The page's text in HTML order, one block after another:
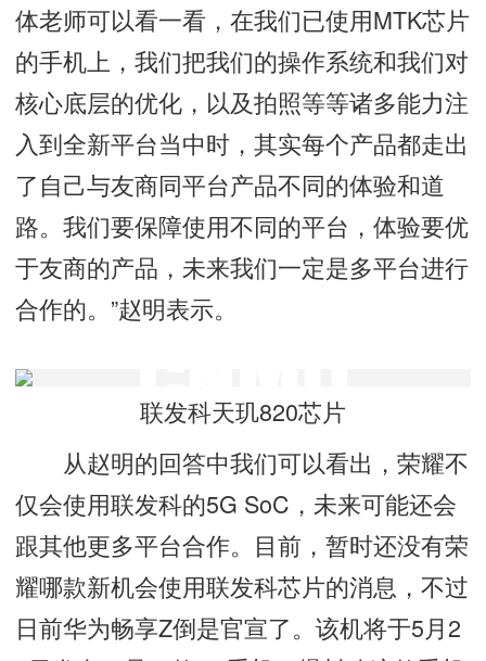
体老师可以看一看，在我们已使用MTK芯片
的手机上，我们把我们的操作系统和我们对
核心底层的优化，以及拍照等等诸多能力注
入到全新平台当中时，其实每个产品都走出
了自己与友商同平台产品不同的体验和道
路。我们要保障使用不同的平台，体验要优
于友商的产品，未来我们一定是多平台进行
合作的。”赵明表示。
联发科天玑820芯片
从赵明的回答中我们可以看出，荣耀不
仅会使用联发科的5G SoC，未来可能还会
跟其他更多平台合作。目前，暂时还没有荣
耀哪款新机会使用联发科芯片的消息，不过
日前华为畅享Z倒是官宣了。该机将于5月2